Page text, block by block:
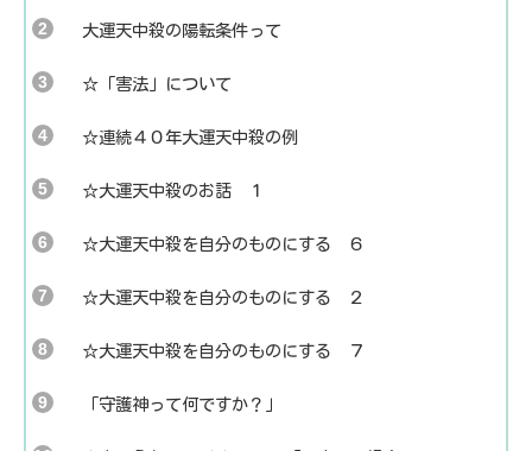
大運天中殺の陽転条件って
☆「害法」について
☆連続４０年大運天中殺の例
☆大運天中殺のお話 １
☆大運天中殺を自分のものにする ６
☆大運天中殺を自分のものにする ２
☆大運天中殺を自分のものにする ７
「守護神って何ですか？」